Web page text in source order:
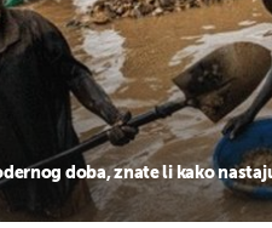
doba, znate li kako